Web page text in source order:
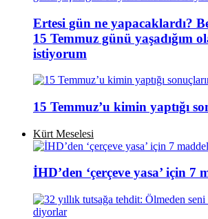
Ertesi gün ne yapacaklardı?
15 Temmuz günü yaşadığım
istiyorum
15 Temmuz’u kimin yaptığı
Kürt Meselesi
İHD’den ‘çerçeve yasa’ için 7